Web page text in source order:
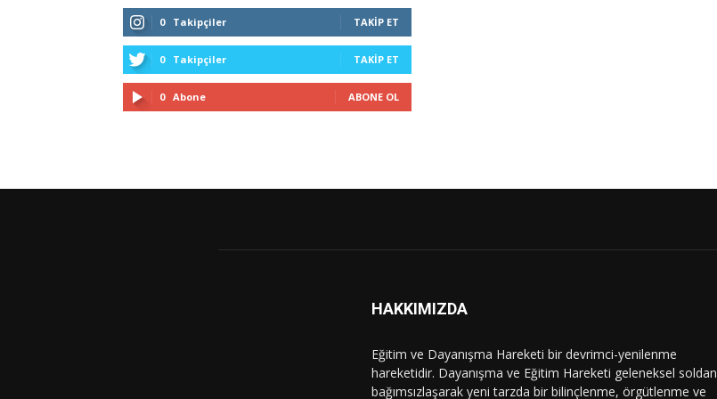
0 Takipçiler TAKIP ET
0 Takipçiler TAKIP ET
0 Abone ABONE OL
HAKKIMIZDA
Eğitim ve Dayanışma Hareketi bir devrimci-yenilenme
hareketidir. Dayanışma ve Eğitim Hareketi geleneksel soldan
bağımsızlaşarak yeni tarzda bir bilinçlenme, örgütlenme ve